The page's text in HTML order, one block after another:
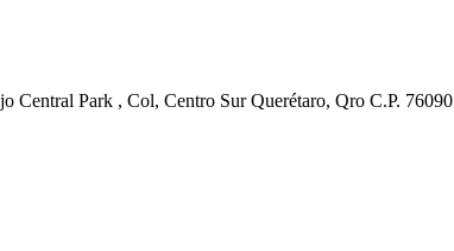
Park , Col, Centro Sur Querétaro, Qro C.P. 76090